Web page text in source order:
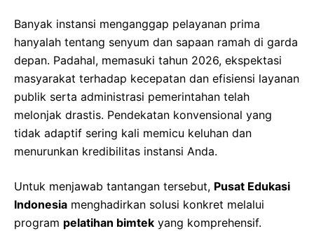
Banyak instansi menganggap pelayanan prima
hanyalah tentang senyum dan sapaan ramah di garda
depan. Padahal, memasuki tahun 2026, ekspektasi
masyarakat terhadap kecepatan dan efisiensi layanan
publik serta administrasi pemerintahan telah
melonjak drastis. Pendekatan konvensional yang
tidak adaptif sering kali memicu keluhan dan
menurunkan kredibilitas instansi Anda.
Untuk menjawab tantangan tersebut, Pusat Edukasi
Indonesia menghadirkan solusi konkret melalui
program pelatihan bimtek yang komprehensif.